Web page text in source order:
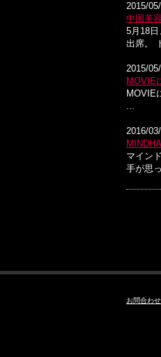
2015/
中国美
5月18
出席。
2015/
MOVIE
MOVIE
...
2016/
マイン
手が思
お問合わせ